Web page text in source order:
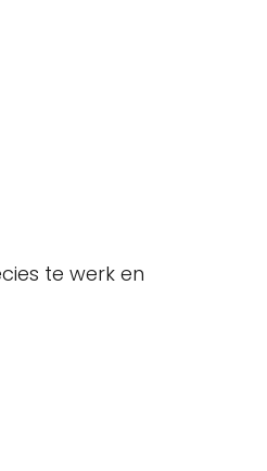
te werk en